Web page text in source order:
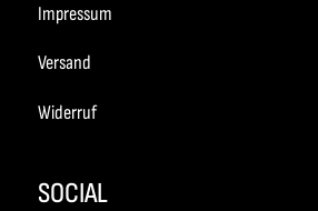
Impressum
Versand
Widerruf
SOCIAL